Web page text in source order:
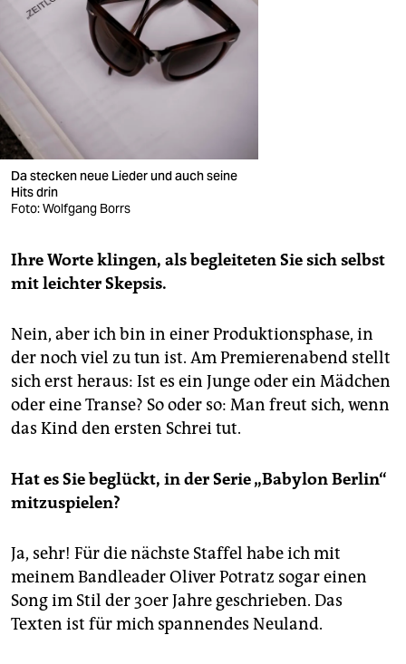
Da stecken neue Lieder und auch seine
Hits drin
Foto: Wolfgang Borrs
Ihre Worte klingen, als begleiteten Sie sich selbst
mit leichter Skepsis.
Nein, aber ich bin in einer Produktionsphase, in
der noch viel zu tun ist. Am Premierenabend stellt
sich erst heraus: Ist es ein Junge oder ein Mädchen
oder eine Transe? So oder so: Man freut sich, wenn
das Kind den ersten Schrei tut.
Hat es Sie beglückt, in der Serie „Babylon Berlin“
mitzuspielen?
Ja, sehr! Für die nächste Staffel habe ich mit
meinem Bandleader Oliver ­Potratz sogar einen
Song im Stil der 30er Jahre geschrieben. Das
Texten ist für mich spannendes Neuland.